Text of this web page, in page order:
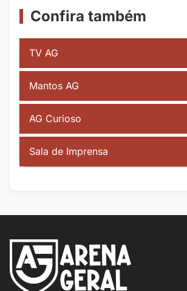
Confira também
TV AG
Mantos AG
AG Curioso
Sala de Imprensa